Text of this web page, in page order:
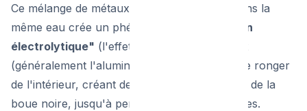
Ce mélange de métaux différents baignant dans la
même eau crée un phénomène de
"corrosion
électrolytique" (l'effet pile). L'un des métaux
(généralement l'aluminium) va littéralement se ronger
de l'intérieur, créant des gaz dans le circuit et de la
boue noire, jusqu'à percer en quelques années.